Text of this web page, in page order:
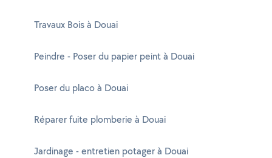
Travaux Bois à Douai
Peindre - Poser du papier peint à Douai
Poser du placo à Douai
Réparer fuite plomberie à Douai
Jardinage - entretien potager à Douai